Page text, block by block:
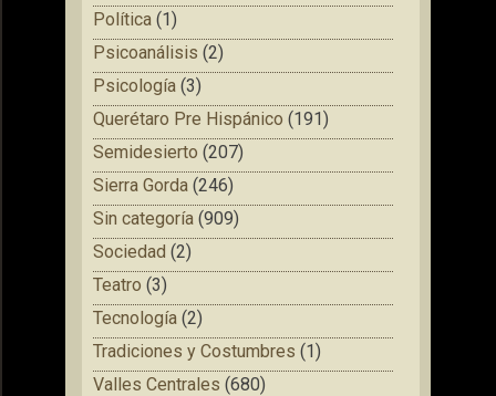
Política (1)
Psicoanálisis (2)
Psicología (3)
Querétaro Pre Hispánico (191)
Semidesierto (207)
Sierra Gorda (246)
Sin categoría (909)
Sociedad (2)
Teatro (3)
Tecnología (2)
Tradiciones y Costumbres (1)
Valles Centrales (680)